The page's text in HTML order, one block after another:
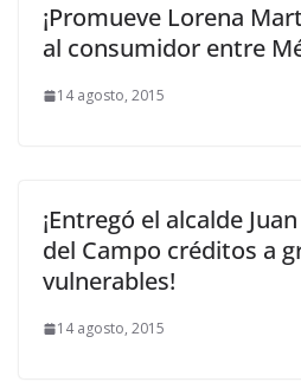
¡Promueve Lorena
al consumidor entre
14 agosto, 2015
¡Entregó el alcalde
del Campo créditos a
vulnerables!
14 agosto, 2015